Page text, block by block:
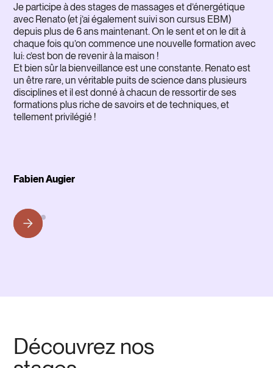
Je participe à des stages de massages et d’énergétique
avec Renato (et j’ai également suivi son cursus EBM)
depuis plus de 6 ans maintenant. On le sent et on le dit à
chaque fois qu’on commence une nouvelle formation avec
lui: c’est bon de revenir à la maison !
Et bien sûr la bienveillance est une constante. Renato est
un être rare, un véritable puits de science dans plusieurs
disciplines et il est donné à chacun de ressortir de ses
formations plus riche de savoirs et de techniques, et
tellement privilégié !
Fabien Augier
Découvrez nos